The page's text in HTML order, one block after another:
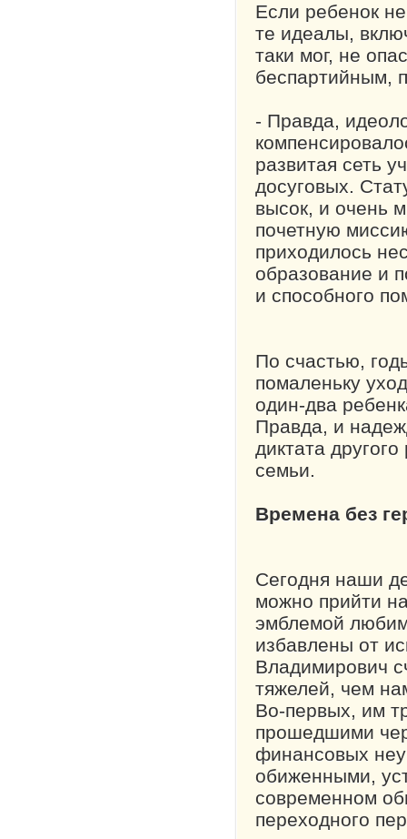
Если ребенок
те идеалы,
таки мог, не
беспартийным,
- Правда,
развитая сеть
досуговых.
высок, и очень
почетную
приходилось
образование и
и способного
По счастью,
помаленьку
один-два
Правда, и
диктата
семьи.
Времена без
Сегодня наши
можно прийти
эмблемой
избавлены от
Владимирович
тяжелей, чем
Во-первых, им
прошедшими
финансовых
обиженными,
современном
переходного